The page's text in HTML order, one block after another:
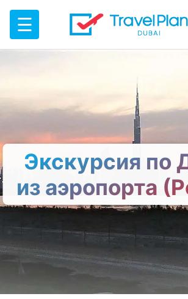
☰
Экскурсия по
из аэропорта